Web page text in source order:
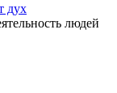
дух
людей